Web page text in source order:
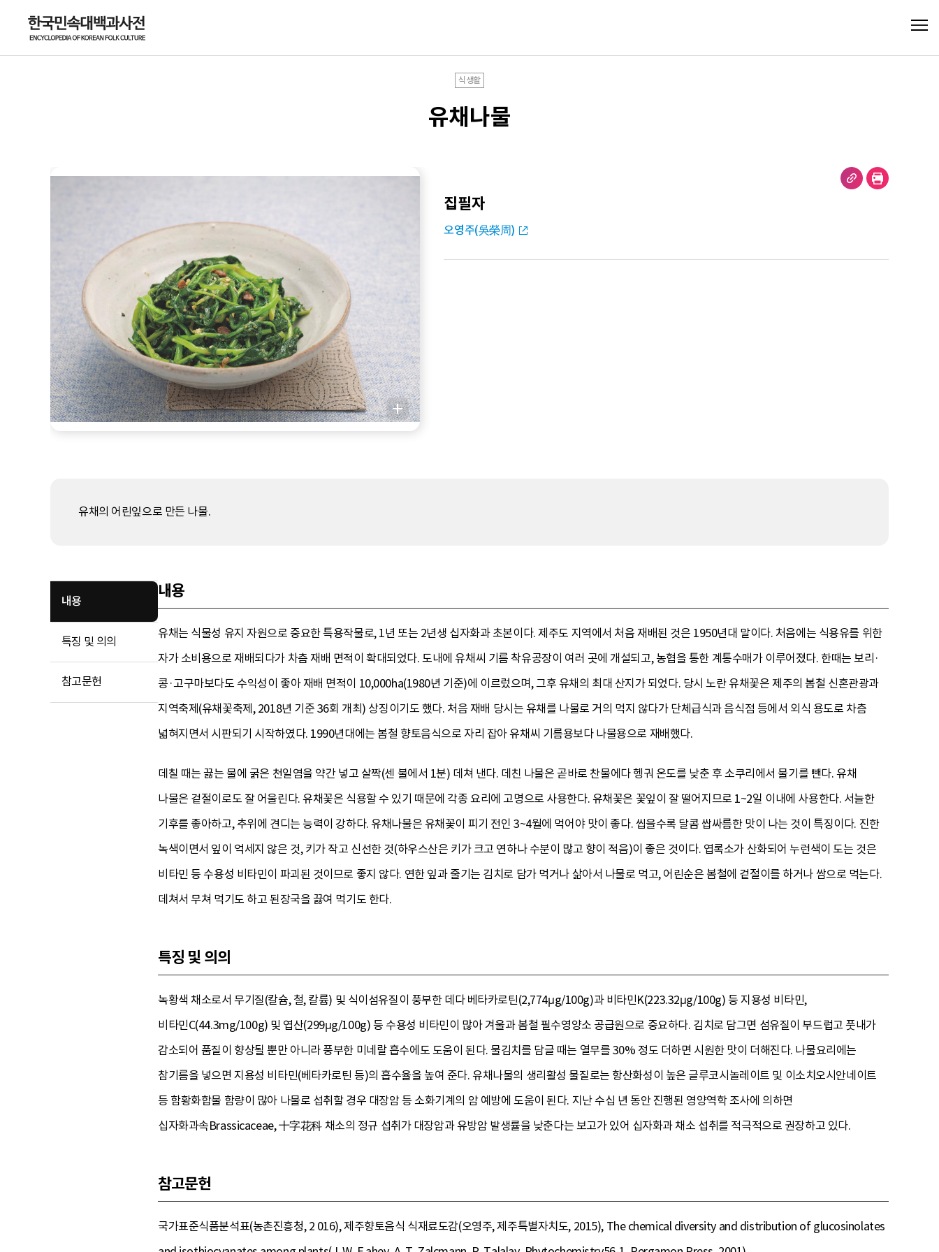
식생활
유채나물
집필자
오영주(吳榮周)
유채의 어린잎으로 만든 나물.
내용
특징 및 의의
참고문헌
내용
유채는 식물성 유지 자원으로 중요한 특용작물로, 1년 또는 2년생 십자화과 초본이다. 제주도 지역에서 처음 재배된 것은 1950년대 말이다. 처음에는 식용유를 위한
자가 소비용으로 재배되다가 차츰 재배 면적이 확대되었다. 도내에 유채씨 기름 착유공장이 여러 곳에 개설되고, 농협을 통한 계통수매가 이루어졌다. 한때는 보리·
콩·고구마보다도 수익성이 좋아 재배 면적이 10,000ha(1980년 기준)에 이르렀으며, 그후 유채의 최대 산지가 되었다. 당시 노란 유채꽃은 제주의 봄철 신혼관광과
지역축제(유채꽃축제, 2018년 기준 36회 개최) 상징이기도 했다. 처음 재배 당시는 유채를 나물로 거의 먹지 않다가 단체급식과 음식점 등에서 외식 용도로 차츰
넓혀지면서 시판되기 시작하였다. 1990년대에는 봄철 향토음식으로 자리 잡아 유채씨 기름용보다 나물용으로 재배했다.
데칠 때는 끓는 물에 굵은 천일염을 약간 넣고 살짝(센 불에서 1분) 데쳐 낸다. 데친 나물은 곧바로 찬물에다 헹궈 온도를 낮춘 후 소쿠리에서 물기를 뺀다. 유채
나물은 겉절이로도 잘 어울린다. 유채꽃은 식용할 수 있기 때문에 각종 요리에 고명으로 사용한다. 유채꽃은 꽃잎이 잘 떨어지므로 1~2일 이내에 사용한다. 서늘한
기후를 좋아하고, 추위에 견디는 능력이 강하다. 유채나물은 유채꽃이 피기 전인 3~4월에 먹어야 맛이 좋다. 씹을수록 달콤 쌉싸름한 맛이 나는 것이 특징이다. 진한
녹색이면서 잎이 억세지 않은 것, 키가 작고 신선한 것(하우스산은 키가 크고 연하나 수분이 많고 향이 적음)이 좋은 것이다. 엽록소가 산화되어 누런색이 도는 것은
비타민 등 수용성 비타민이 파괴된 것이므로 좋지 않다. 연한 잎과 줄기는 김치로 담가 먹거나 삶아서 나물로 먹고, 어린순은 봄철에 겉절이를 하거나 쌈으로 먹는다.
데쳐서 무쳐 먹기도 하고 된장국을 끓여 먹기도 한다.
특징 및 의의
녹황색 채소로서 무기질(칼슘, 철, 칼륨) 및 식이섬유질이 풍부한 데다 베타카로틴(2,774μg/100g)과 비타민K(223.32μg/100g) 등 지용성 비타민,
비타민C(44.3mg/100g) 및 엽산(299μg/100g) 등 수용성 비타민이 많아 겨울과 봄철 필수영양소 공급원으로 중요하다. 김치로 담그면 섬유질이 부드럽고 풋내가
감소되어 품질이 향상될 뿐만 아니라 풍부한 미네랄 흡수에도 도움이 된다. 물김치를 담글 때는 열무를 30% 정도 더하면 시원한 맛이 더해진다. 나물요리에는
참기름을 넣으면 지용성 비타민(베타카로틴 등)의 흡수율을 높여 준다. 유채나물의 생리활성 물질로는 항산화성이 높은 글루코시놀레이트 및 이소치오시안네이트
등 함황화합물 함량이 많아 나물로 섭취할 경우 대장암 등 소화기계의 암 예방에 도움이 된다. 지난 수십 년 동안 진행된 영양역학 조사에 의하면
십자화과속Brassicaceae, 十字花科 채소의 정규 섭취가 대장암과 유방암 발생률을 낮춘다는 보고가 있어 십자화과 채소 섭취를 적극적으로 권장하고 있다.
참고문헌
국가표준식품분석표(농촌진흥청, 2 016), 제주향토음식 식재료도감(오영주, 제주특별자치도, 2015), The chemical diversity and distribution of glucosinolates